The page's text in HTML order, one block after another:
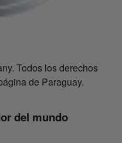
Todos los derechos
de Paraguay.
del mundo